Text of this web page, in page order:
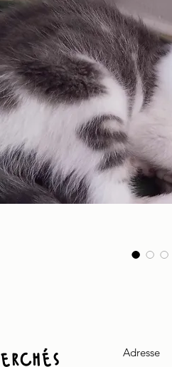
Adresse